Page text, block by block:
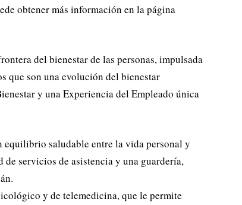
obtener más información en la página
del bienestar de las personas, impulsada
que son una evolución del bienestar
y una Experiencia del Empleado única
equilibrio saludable entre la vida personal y
servicios de asistencia y una guardería,
y de telemedicina, que le permite